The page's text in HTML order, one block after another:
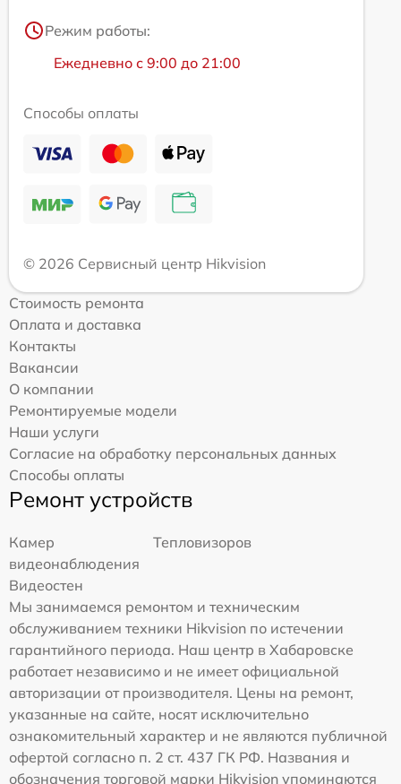
Режим работы:
Ежедневно с 9:00 до 21:00
Способы оплаты
© 2026 Сервисный центр Hikvision
Стоимость ремонта
Оплата и доставка
Контакты
Вакансии
О компании
Ремонтируемые модели
Наши услуги
Согласие на обработку персональных данных
Способы оплаты
Ремонт устройств
Камер
видеонаблюдения
Тепловизоров
Видеостен
Мы занимаемся ремонтом и техническим
обслуживанием техники Hikvision по истечении
гарантийного периода. Наш центр в Хабаровске
работает независимо и не имеет официальной
авторизации от производителя. Цены на ремонт,
указанные на сайте, носят исключительно
ознакомительный характер и не являются публичной
офертой согласно п. 2 ст. 437 ГК РФ. Названия и
обозначения торговой марки Hikvision упоминаются